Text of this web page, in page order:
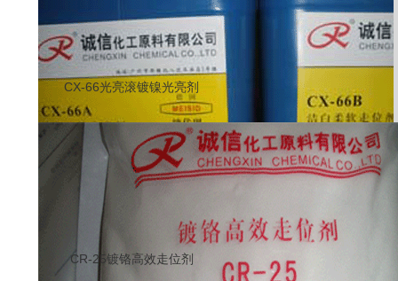
CX-66光亮滚镀镍光亮剂
CR-25镀铬高效走位剂